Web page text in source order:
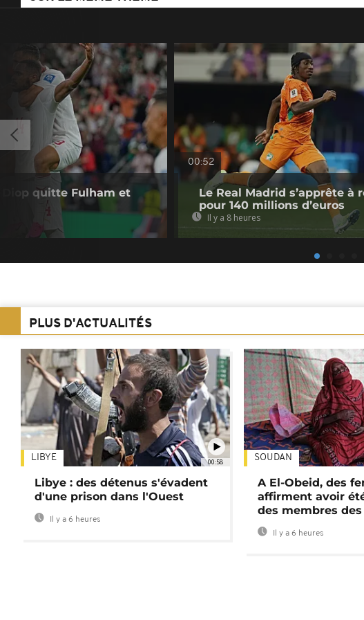
Diop quitte Fulham et
00:52
Le Real Madrid s’apprête à
pour 140 millions d’euros
Il y a 8 heures
PLUS D'ACTUALITÉS
00:58
LIBYE
Libye : des détenus s'évadent
d'une prison dans l'Ouest
Il y a 6 heures
SOUDAN
A El-Obeid, des
affirment avoir
des membres des
Il y a 6 heures